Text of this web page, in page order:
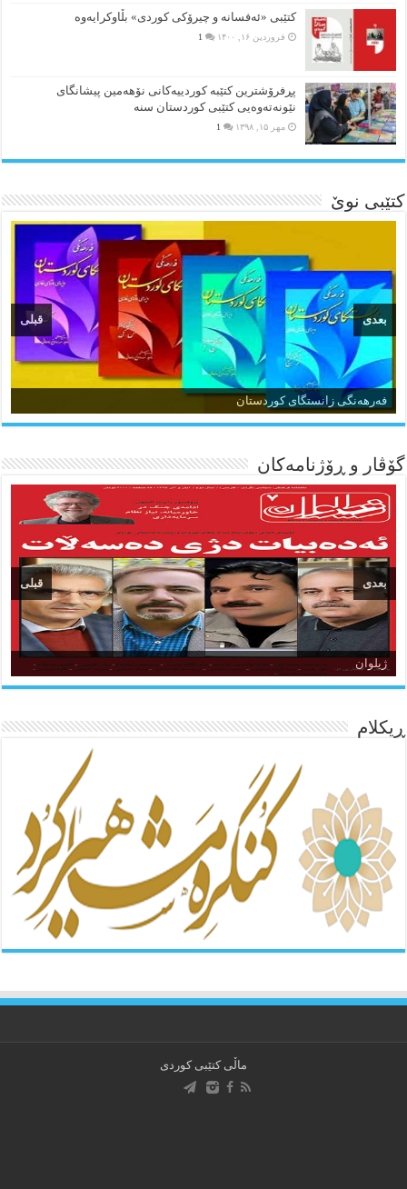
کتێبی «ئەفسانە و چیرۆکی کوردی» بڵاوکرایەوە
فروردین ۱۶, ۱۴۰۰ 1
پڕفرۆشترین کتێبە کوردییەکانی نۆهەمین پیشانگای
نێونەتەوەیی کتێبی کوردستان سنە
مهر ۱۵, ۱۳۹۸ 1
کتێبی نوێ
فەرهەنگی زانستگای کوردستان
زمان و وێژەی کوردی
قبلی بعدی
گۆڤار و ڕۆژنامه‌کان
ژیلوان
ده‌نگی کوردستان
ئاژانسی هەواڵی مێهر
قبلی بعدی
ڕیکلام
ماڵی کتێبی کوردی